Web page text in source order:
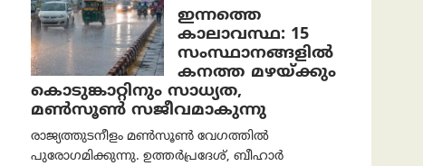
ഇന്നത്തെ
കാലാവസ്ഥ: 15
സംസ്ഥാനങ്ങളിൽ
കനത്ത മഴയ്ക്കും
കൊടുങ്കാറ്റിനും സാധ്യത,
മൺസൂൺ സജീവമാകുന്നു
രാജ്യത്തുടനീളം മൺസൂൺ വേഗത്തിൽ
പുരോഗമിക്കുന്നു. ഉത്തർപ്രദേശ്, ബീഹാർ